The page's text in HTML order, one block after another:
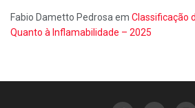
Fabio Dametto Pedrosaem Classificação
Quanto à Inflamabilidade – 2025